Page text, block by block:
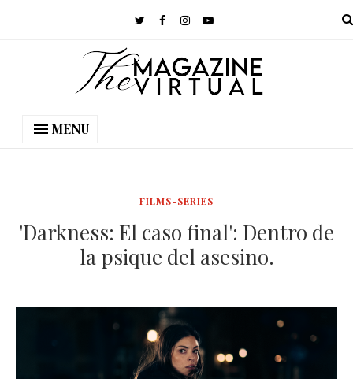
MENU
FILMS-SERIES
'Darkness: El caso final': Dentro de
la psique del asesino.